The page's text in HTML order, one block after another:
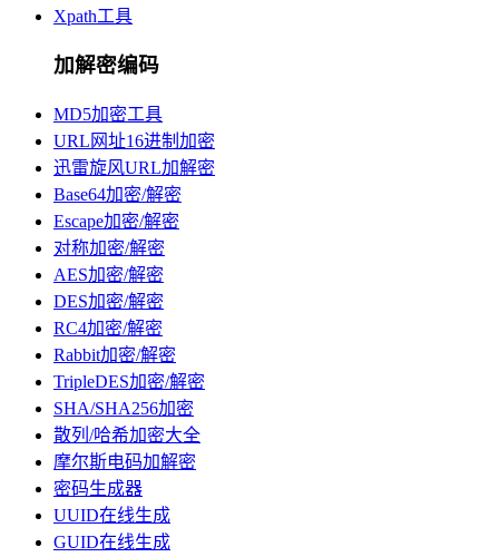
Xpath工具
加解密编码
MD5加密工具
URL网址16进制加密
迅雷旋风URL加解密
Base64加密/解密
Escape加密/解密
对称加密/解密
AES加密/解密
DES加密/解密
RC4加密/解密
Rabbit加密/解密
TripleDES加密/解密
SHA/SHA256加密
散列/哈希加密大全
摩尔斯电码加解密
密码生成器
UUID在线生成
GUID在线生成